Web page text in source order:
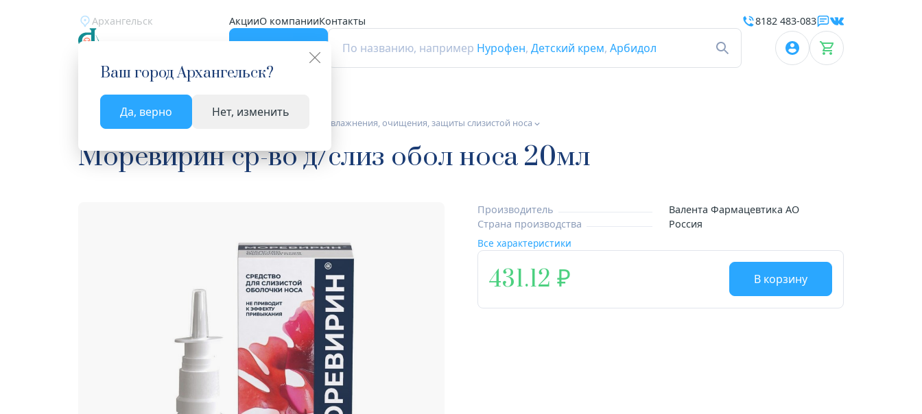
Архангельск АкцииО компанииКонтакты
По названию, например Нурофен, Детский крем, Арбидол
Ваш городАрхангельск?
Да, верно Нет, изменить
8182 483-083
Главная Каталог Лекарства и БАД Средства для увлажнения, очищения, защиты слизистой носа
Моревирин ср-во д/слиз обол носа 20мл
Производитель
Валента Фармацевтика АО
Страна производства
Россия
Все характеристики
431.12 В корзину